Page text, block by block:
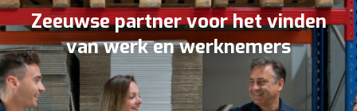
Zeeuwse partner voor het vinden
van werk en werknemers